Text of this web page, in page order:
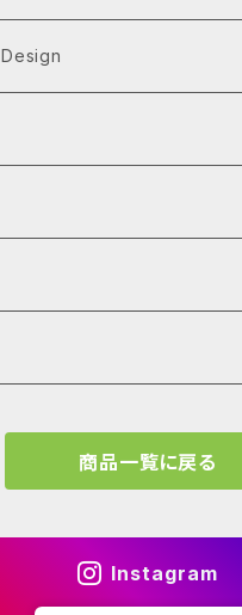
Monographs
ク
商品一覧に戻る
Instagram